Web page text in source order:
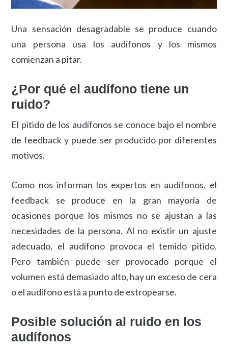
Una sensación desagradable se produce cuando
una persona usa los audífonos y los mismos
comienzan a pitar.
¿Por qué el audífono tiene un
ruido?
El pitido de los audífonos se conoce bajo el nombre
de feedback y puede ser producido por diferentes
motivos.
Como nos informan los expertos en audífonos, el
feedback se produce en la gran mayoría de
ocasiones porque los mismos no se ajustan a las
necesidades de la persona. Al no existir un ajuste
adecuado, el audífono provoca el temido pitido.
Pero también puede ser provocado porque el
volumen está demasiado alto, hay un exceso de cera
o el audífono está a punto de estropearse.
Posible solución al ruido en los
audífonos